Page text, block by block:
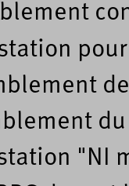
pour
"NI